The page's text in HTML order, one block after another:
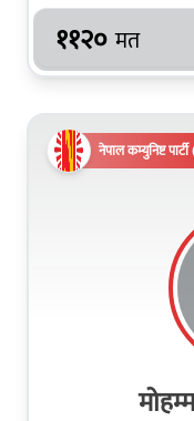
११२० मत
नेपाल कम्युनिष्ट